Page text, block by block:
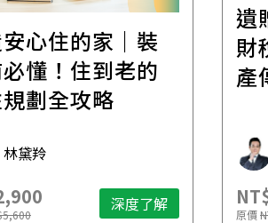
心住的家｜裝
懂！住到老的
劃全攻略
林黛羚
深度了解
遺
財
產
原價